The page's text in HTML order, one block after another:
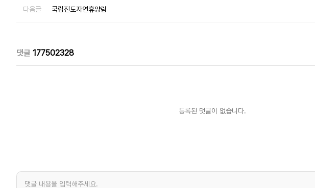
다음글 국립진도자연휴양림
댓글 177502328
등록된 댓글이 없습니다.